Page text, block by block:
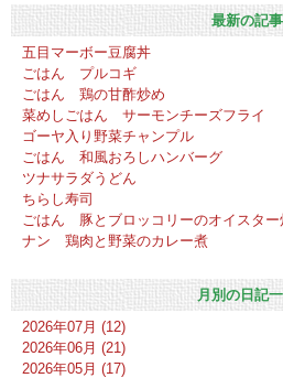
最新の記事
五目マーボー豆腐丼
ごはん プルコギ
ごはん 鶏の甘酢炒め
菜めしごはん サーモンチーズフライ
ゴーヤ入り野菜チャンプル
ごはん 和風おろしハンバーグ
ツナサラダうどん
ちらし寿司
ごはん 豚とブロッコリーのオイスター
ナン 鶏肉と野菜のカレー煮
月別の日記
2026年07月 (12)
2026年06月 (21)
2026年05月 (17)